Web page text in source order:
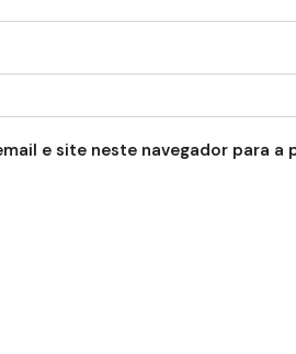
e site neste navegador para a